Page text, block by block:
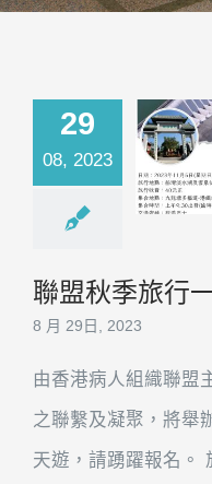
29
08, 2023
聯盟秋季旅行
8 月 29日, 2023
由香港病人組織聯盟
之聯繫及凝聚，將舉
天遊，請踴躍報名。